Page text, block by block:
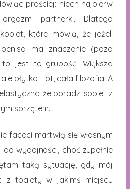
prościej: niech najpierw
partnerki. Dlatego
które mówią, że jeżeli
ma znaczenie (poza
to jest to grubość. Większa
płytko – ot, cała filozofia. A
że poradzi sobie i z
sprzętem.
faceci martwią się własnym
do wydajności, choć zupełnie
taką sytuację, gdy mój
z toalety w jakimś miejscu